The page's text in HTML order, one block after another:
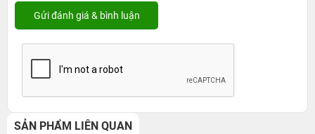
SẢN PHẨM LIÊN QUAN